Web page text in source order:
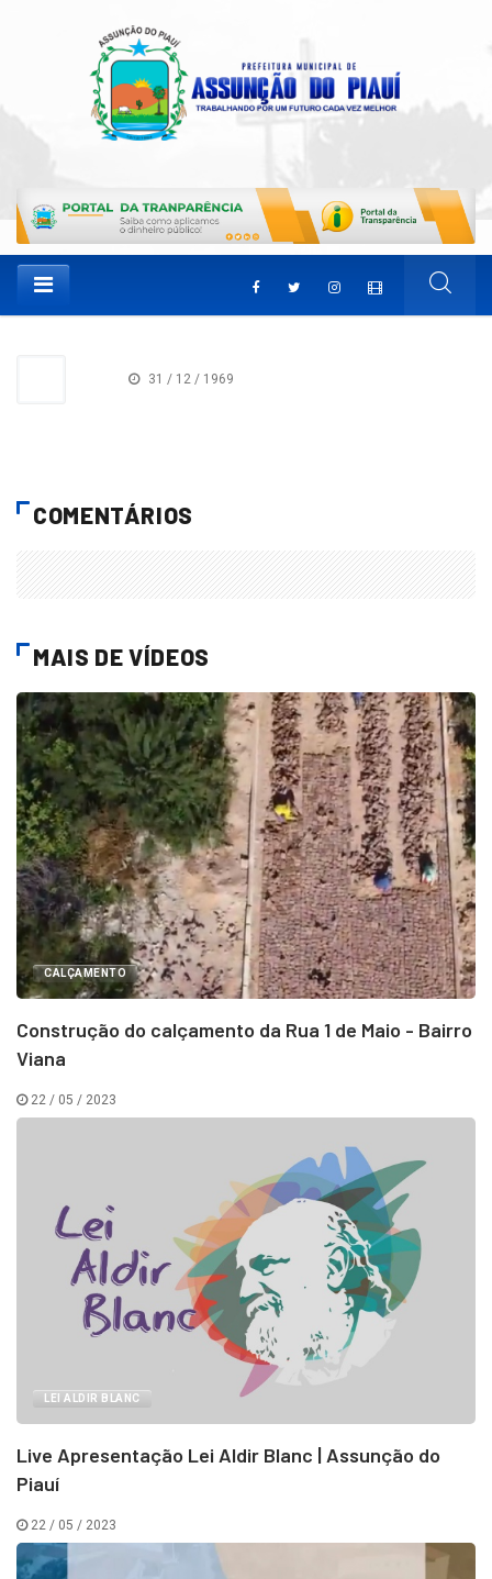
31 / 12 / 1969
COMENTÁRIOS
MAIS DE VÍDEOS
CALÇAMENTO
Construção do calçamento da Rua 1 de Maio - Bairro
Viana
22 / 05 / 2023
LEI ALDIR BLANC
Live Apresentação Lei Aldir Blanc | Assunção do
Piauí
22 / 05 / 2023